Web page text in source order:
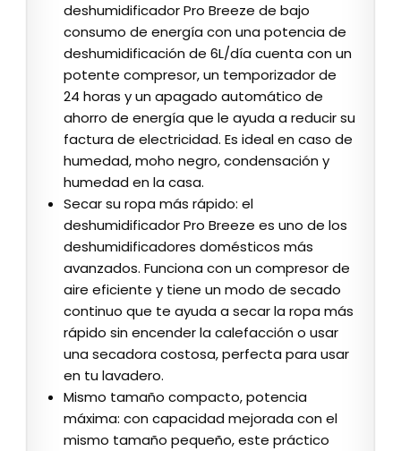
deshumidificador Pro Breeze de bajo
consumo de energía con una potencia de
deshumidificación de 6L/día cuenta con un
potente compresor, un temporizador de
24 horas y un apagado automático de
ahorro de energía que le ayuda a reducir su
factura de electricidad. Es ideal en caso de
humedad, moho negro, condensación y
humedad en la casa.
Secar su ropa más rápido: el
deshumidificador Pro Breeze es uno de los
deshumidificadores domésticos más
avanzados. Funciona con un compresor de
aire eficiente y tiene un modo de secado
continuo que te ayuda a secar la ropa más
rápido sin encender la calefacción o usar
una secadora costosa, perfecta para usar
en tu lavadero.
Mismo tamaño compacto, potencia
máxima: con capacidad mejorada con el
mismo tamaño pequeño, este práctico